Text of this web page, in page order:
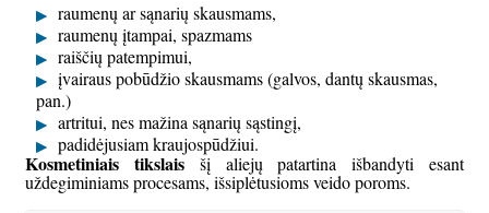
raumenų ar sąnarių skausmams,
raumenų įtampai, spazmams
raiščių patempimui,
įvairaus pobūdžio skausmams (galvos, dantų skausmas,
pan.)
artritui, nes mažina sąnarių sąstingį,
padidėjusiam kraujospūdžiui.
Kosmetiniais tikslais šį aliejų patartina išbandyti esant
uždegiminiams procesams, išsiplėtusioms veido poroms.